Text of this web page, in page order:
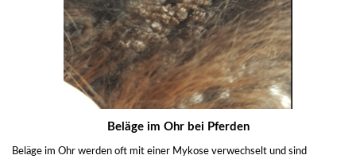
Beläge im Ohr bei Pferden
Beläge im Ohr werden oft mit einer Mykose verwechselt und sind